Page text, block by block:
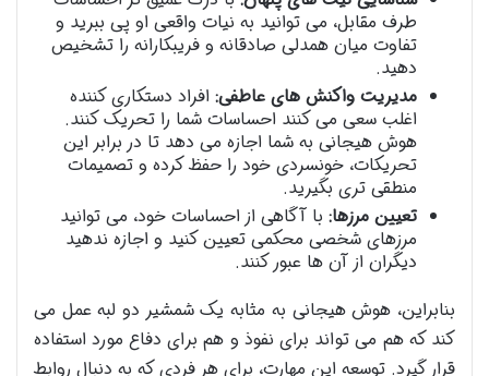
طرف مقابل، می توانید به نیات واقعی او پی ببرید و
تفاوت میان همدلی صادقانه و فریبکارانه را تشخیص
دهید.
مدیریت واکنش های عاطفی: افراد دستکاری کننده
اغلب سعی می کنند احساسات شما را تحریک کنند.
هوش هیجانی به شما اجازه می دهد تا در برابر این
تحریکات، خونسردی خود را حفظ کرده و تصمیمات
منطقی تری بگیرید.
تعیین مرزها: با آگاهی از احساسات خود، می توانید
مرزهای شخصی محکمی تعیین کنید و اجازه ندهید
دیگران از آن ها عبور کنند.
بنابراین، هوش هیجانی به مثابه یک شمشیر دو لبه عمل می
کند که هم می تواند برای نفوذ و هم برای دفاع مورد استفاده
قرار گیرد. توسعه این مهارت، برای هر فردی که به دنبال روابط